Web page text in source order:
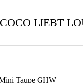
COCO LIEBT